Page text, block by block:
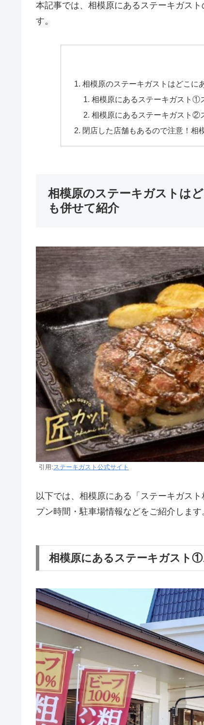
本記事では、相模原にあるステーキガス
す。
相模原のステーキガストはどこに
相模原にあるステーキガスト①
相模原にあるステーキガスト②
閉店した店舗もあるので注意！相
相模原のステーキガストは
も併せて紹介
引用: ステーキガスト公式サイト
以下では、相模原にある「ステーキガス
プン時間・駐車場情報などをご紹介します
相模原にあるステーキガスト